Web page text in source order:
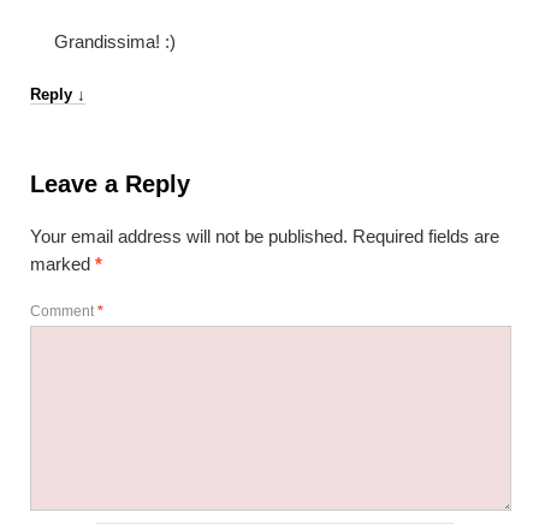
Grandissima! :)
Reply ↓
Leave a Reply
Your email address will not be published. Required fields are
marked *
Comment *